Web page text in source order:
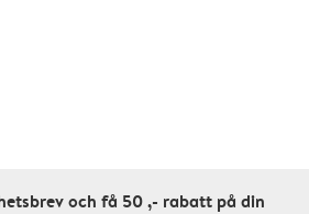
pagination
och få 50 ,- rabatt på din